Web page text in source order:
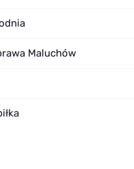
Maluchów